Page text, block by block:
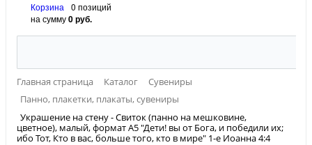
Корзина
0 позиций
на сумму0 руб.
Главная страница Каталог
Сувениры
Панно, плакетки, плакаты, сувениры
Украшение на стену - Свиток (панно на мешковине,
цветное), малый, формат А5 "Дети! вы от Бога, и победили их;
ибо Тот, Кто в вас, больше того, кто в мире" 1-е Иоанна 4:4